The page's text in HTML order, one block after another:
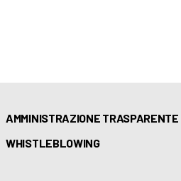
AMMINISTRAZIONE TRASPARENTE
WHISTLEBLOWING